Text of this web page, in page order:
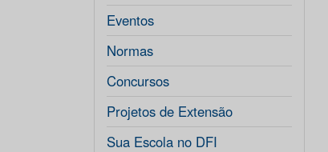
Eventos
Normas
Concursos
Projetos de Extensão
Sua Escola no DFI